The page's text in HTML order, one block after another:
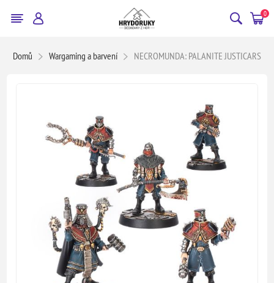
0
Domů Wargaming a barvení NECROMUNDA: PALANITE JUSTICARS